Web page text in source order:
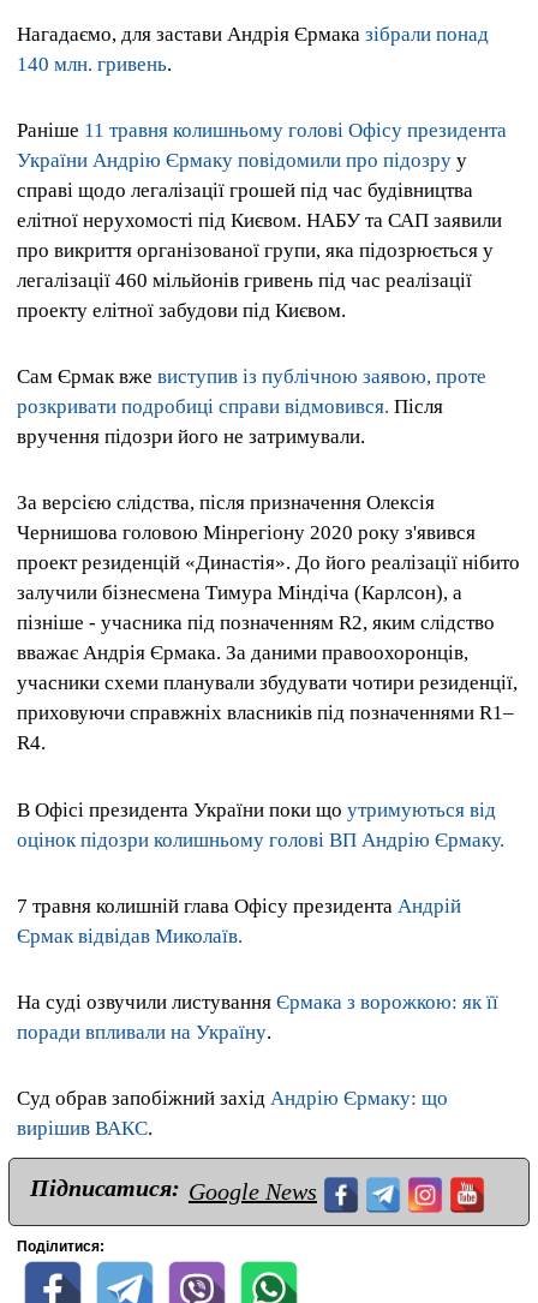
Нагадаємо, для застави Андрія Єрмака зібрали понад
140 млн. гривень.
Раніше 11 травня колишньому голові Офісу президента
України Андрію Єрмаку повідомили про підозру у
справі щодо легалізації грошей під час будівництва
елітної нерухомості під Києвом. НАБУ та САП заявили
про викриття організованої групи, яка підозрюється у
легалізації 460 мільйонів гривень під час реалізації
проекту елітної забудови під Києвом.
Сам Єрмак вже виступив із публічною заявою, проте
розкривати подробиці справи відмовився. Після
вручення підозри його не затримували.
За версією слідства, після призначення Олексія
Чернишова головою Мінрегіону 2020 року з'явився
проект резиденцій «Династія». До його реалізації нібито
залучили бізнесмена Тимура Міндіча (Карлсон), а
пізніше - учасника під позначенням R2, яким слідство
вважає Андрія Єрмака. За даними правоохоронців,
учасники схеми планували збудувати чотири резиденції,
приховуючи справжніх власників під позначеннями R1–
R4.
В Офісі президента України поки що утримуються від
оцінок підозри колишньому голові ВП Андрію Єрмаку.
7 травня колишній глава Офісу президента Андрій
Єрмак відвідав Миколаїв.
На суді озвучили листування Єрмака з ворожкою: як її
поради впливали на Україну.
Суд обрав запобіжний захід Андрію Єрмаку: що
вирішив ВАКС.
Підписатися: Google News
Поділитися: